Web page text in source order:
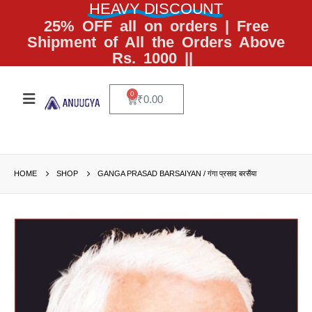
HEAVY DISCOUNT
25% OFF all on orders | Free
Shipment of All the Orders Above
Rs. 1000 ||
₹0.00
0
HOME SHOP GANGA PRASAD BARSAIYAN / गंगा प्रसाद बरसैंया